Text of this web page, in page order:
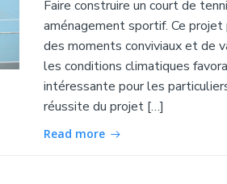
Faire construire un court de
aménagement sportif. Ce
des moments conviviaux et de
les conditions climatiques
intéressante pour les
réussite du projet […]
Read more